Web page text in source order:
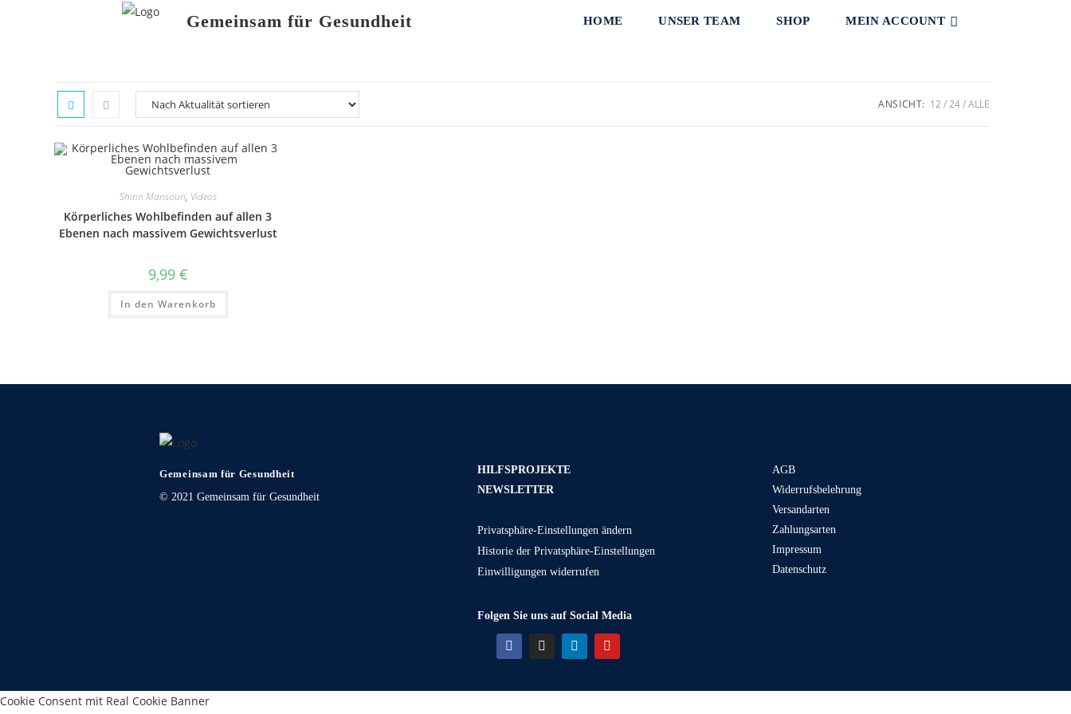
Gemeinsam für Gesundheit HOME UNSER TEAM SHOP MEIN ACCOUNT
ANSICHT: 12 24 ALLE
Shirin Mansouri, Videos
Körperliches Wohlbefinden auf allen 3
Ebenen nach massivem Gewichtsverlust
9,99 €
In den Warenkorb
Gemeinsam für Gesundheit
© 2021 Gemeinsam für Gesundheit
HILFSPROJEKTE
NEWSLETTER
Privatsphäre-Einstellungen ändern
Historie der Privatsphäre-Einstellungen
Einwilligungen widerrufen
Folgen Sie uns auf Social Media
AGB
Widerrufsbelehrung
Versandarten
Zahlungsarten
Impressum
Datenschutz
Cookie Consent mit Real Cookie Banner